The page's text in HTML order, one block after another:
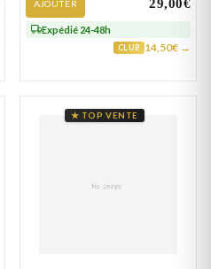
AJOUTER 29,00€
Expédié 24-48h
CLUB 14,50€ →
★ TOP VENTE